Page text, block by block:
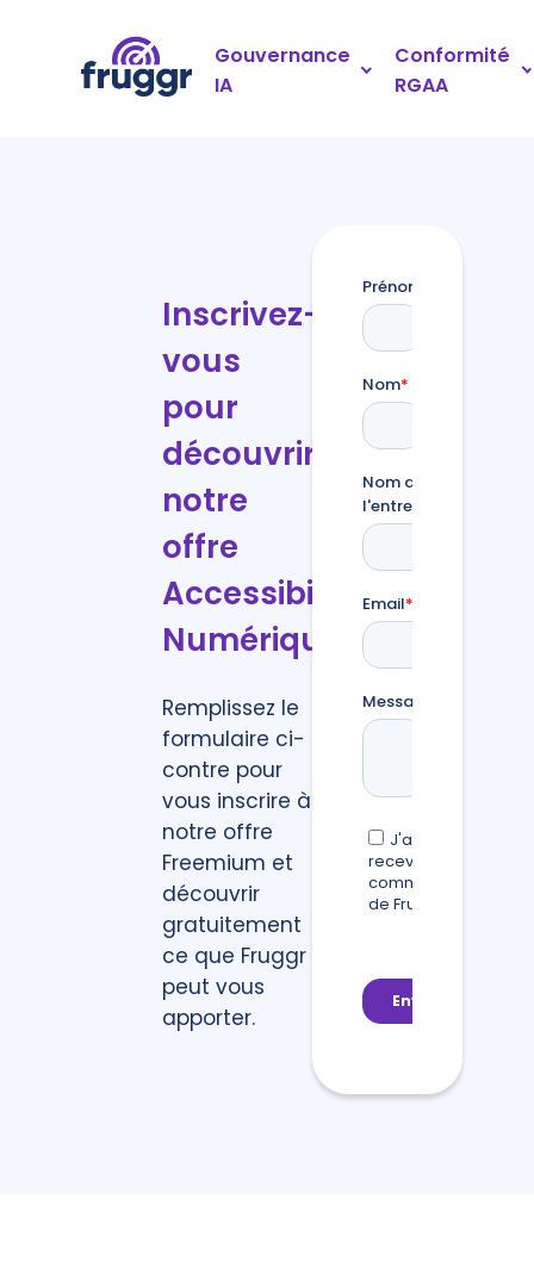
Gouvernance
IA
Conformité
RGAA
Inscrivez-
vous
pour
découvrir
notre
offre
Accessibilité
Numérique
Remplissez le
formulaire ci-
contre pour
vous inscrire à
notre offre
Freemium et
découvrir
gratuitement
ce que Fruggr
peut vous
apporter.